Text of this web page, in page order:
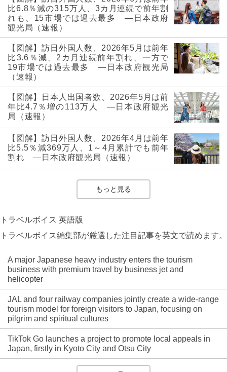
比6.8％減の315万人、3カ月連続で前年割
れも、15市場では過去最多 ―日本政府
観光局（速報）
【図解】訪日外国人数、2026年5月は前年
比3.6％減、2カ月連続前年割れ、一方で
19市場では過去最多 ―日本政府観光局
（速報）
【図解】日本人出国者数、2026年5月は前
年比4.7％増の113万人 ―日本政府観光
局（速報）
【図解】訪日外国人数、2026年4月は前年
比5.5％減369万人、1～4月累計でも前年
割れ ―日本政府観光局（速報）
もっと見る
トラベルボイス 英語版
トラベルボイス編集部が厳選した注目記事を英文で読めます。
A major Japanese heavy industry enters the tourism
business with premium travel by business jet and
helicopter
JAL and four railway companies jointly create a wide-range
tourism model for foreign visitors to Japan, focusing on
pilgrim and spiritual cultures
TikTok Go launches a project to promote local appeals in
Japan, firstly in Kyoto City and Otsu City